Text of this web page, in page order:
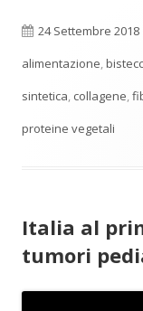
Pubblicato
24 Settembre 2018
alimentazione,
sintetica, collagene,
proteine vegetali
Italia al
tumori